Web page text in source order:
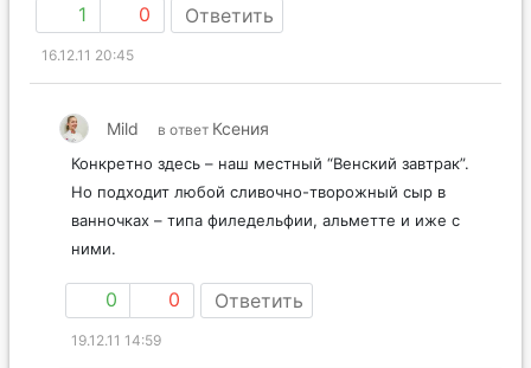
1 0 Ответить
16.12.11 20:45
Mild в ответ Ксения
Конкретно здесь – наш местный “Венский завтрак”.
Но подходит любой сливочно-творожный сыр в
ванночках – типа филедельфии, альметте и иже с
ними.
0 0 Ответить
19.12.11 14:59